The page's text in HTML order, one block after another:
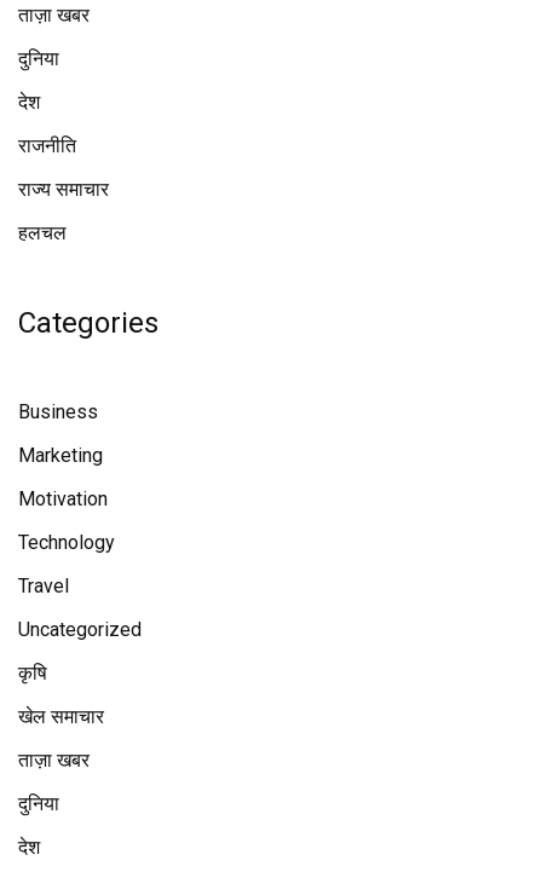
ताज़ा खबर
दुनिया
देश
राजनीति
राज्य समाचार
हलचल
Categories
Business
Marketing
Motivation
Technology
Travel
Uncategorized
कृषि
खेल समाचार
ताज़ा खबर
दुनिया
देश